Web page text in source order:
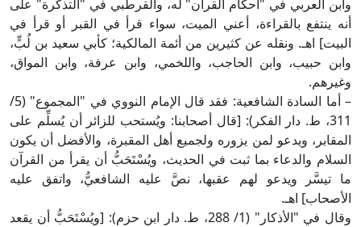
العربي في "أحكام القرآن" له، والقرطبي في "التذكرة" على
ينتفع بالقراءة، أعني الميت، سواء قرأ في القبر أو قرأ في
اهـ. ونقله عن كثيرين من أئمة المالكية؛ كأبي سعيد بن لُبٍّ،
حبيب، وابن الحاجب، واللخمي، وابن عرفة، وابن المواق،
– أما السادة الشافعية: فقد قال الإمام النووي في "المجموع" (5/
311، ط. دار الفكر): [قال أصحابنا: ويُستحب للزائر أن يُسلِّم على
ويدعو لمن يزوره ولجميع أهل المقبرة، والأفضل أن يكون
والدعاء بما ثبت في الحديث، ويُسْتَحَبُّ أن يقرأ من القرآن
تيسَّر ويدعو لهم عقبها، نصَّ عليه الشافعيُّ، واتفق عليه
اهـ.
وقال في "الأذكار" (1/ 288، ط. دار ابن حزم): [ويُسْتَحَبُّ أن يقعد